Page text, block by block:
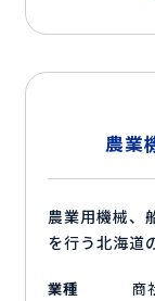
農業
農業用機械、
を行う北海道
業種
商